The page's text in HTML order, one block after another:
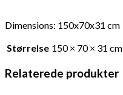
Dimensions: 150x70x31 cm
Størrelse 150 × 70 × 31 cm
Relaterede produkter